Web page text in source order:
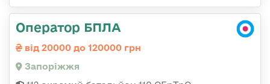
Оператор БПЛА
від 20000 до 120000 грн
Запоріжжя